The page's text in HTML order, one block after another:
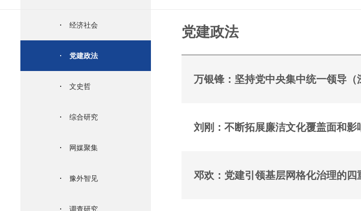
· 经济社会
· 党建政法
· 文史哲
· 综合研究
· 网媒聚集
· 豫外智见
· 调查研究
党建政法
万银锋：坚持党中央集中统一领导（
刘刚：不断拓展廉洁文化覆盖面和影
邓欢：党建引领基层网格化治理的四